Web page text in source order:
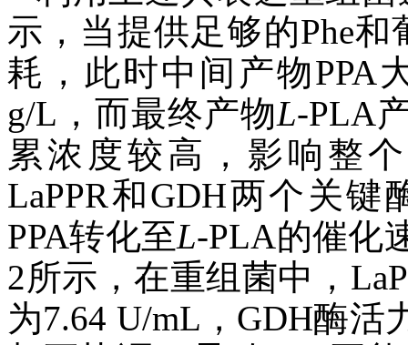
示，当提供足够的Phe
耗，此时中间产物PPA
g/L，而最终产物L-PLA
累浓度较高，影响整
LaPPR和GDH两个关
PPA转化至L-PLA的催化
2所示，在重组菌中，
为7.64 U/mL，GDH酶